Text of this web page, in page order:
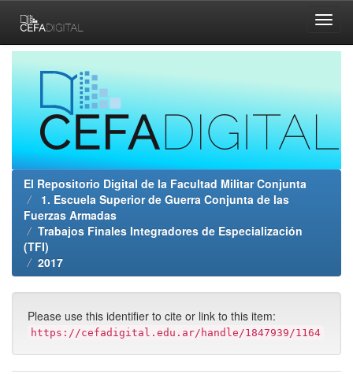
navigation
El Repositorio Digital de la Facultad Militar Conjunta
1. Escuela Superior de Guerra Conjunta de las
Fuerzas Armadas
Trabajos Finales Integradores de Especialización
(TFI)
2017
Please use this identifier to cite or link to this item:
https://cefadigital.edu.ar/handle/1847939/1164